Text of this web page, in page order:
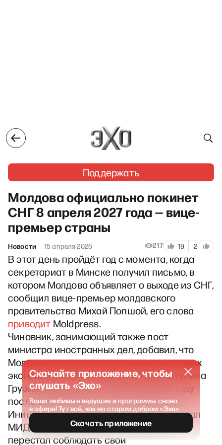
Поддержать
Молдова официально покинет
СНГ 8 апреля 2027 года — вице-
премьер страны
Новости 15 апреля 2026 217 19 2
В этот день пройдёт год с момента, когда
секретариат в Минске получил письмо, в
котором Молдова объявляет о выходе из СНГ,
сообщил вице-премьер молдавского
правительства Михай Попшой, его слова
приводит Moldpress.
Чиновник, занимающий также пост
министра иностранных дел, добавил, что
Молдова останется участником некоторых
экономических соглашений, как поступила
Грузия. Тбилиси покинул СНГ в 2009 году
после вторжения со стороны России.
Инициатором выхода из организации стал
МИД Молдовы, по мнению которого СНГ
перестал соблюдать свои
Скачайте приложение, чтобы
слушать «Эхо»
Ваши любимые ведущие и программы снова
в эфире! Тут всё, как на старом добром «Эхе»
Скачать приложение